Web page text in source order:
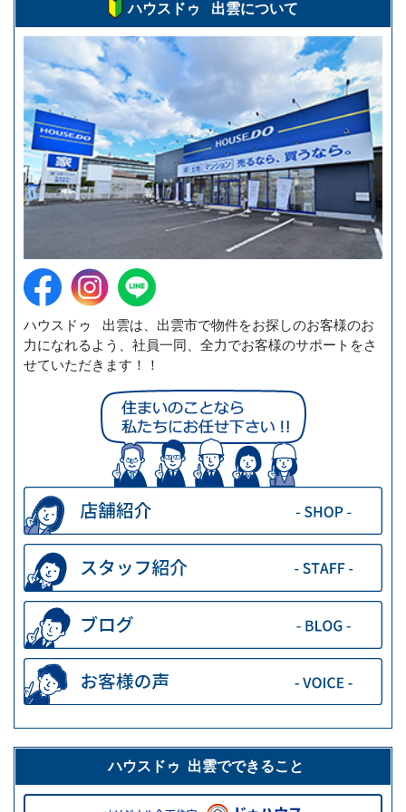
ハウスドゥ 出雲について
ハウスドゥ 出雲は、出雲市で物件をお探しのお客様のお
力になれるよう、社員一同、全力でお客様のサポートをさ
せていただきます！！
ハウスドゥ 出雲でできること